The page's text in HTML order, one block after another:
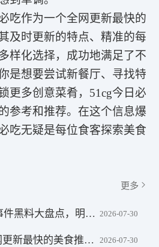
吃作为一个全网更新最快的
及时更新的特点、精准的每
样化选择，成功地满足了不
是想要尝试新餐厅、寻找特
更多创意菜肴，51cg今日必
参考和推荐。在这个信息爆
吃无疑是每位食客探索美食
更多
2023年51今日吃瓜事件黑料大盘点，明星丑闻和网络风波揭秘 2026-07-30
51cg今日必吃：全网更新最快的美食推荐，让你每天都有新选择 2026-07-30